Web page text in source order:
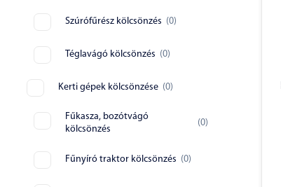
Szúrófűrész kölcsönzés (0)
Téglavágó kölcsönzés (0)
Kerti gépek kölcsönzése (0)
Fűkasza, bozótvágó
kölcsönzés
(0)
Fűnyíró traktor kölcsönzés (0)